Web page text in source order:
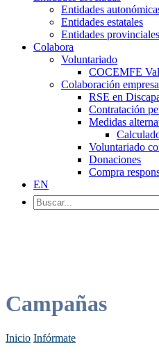
Entidades
Entidades estatales
Entidades provinciales
Colabora
Voluntariado
COCEMFE
Colaboración
RSE en
Contratación
Medidas
Voluntariado
Donaciones
Compra
EN
Campañas
Inicio Infórmate